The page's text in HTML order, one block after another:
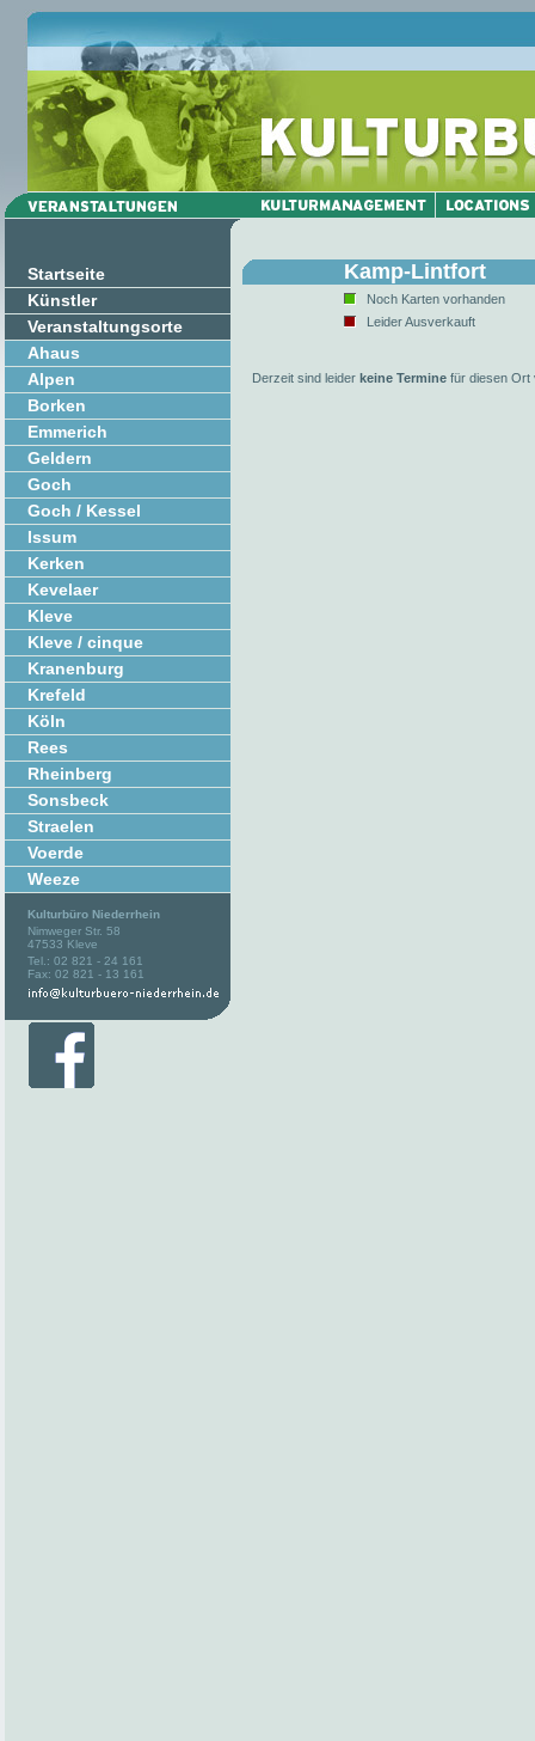
Startseite
Künstler
Veranstaltungsorte
Ahaus
Alpen
Borken
Emmerich
Geldern
Goch
Goch / Kessel
Issum
Kerken
Kevelaer
Kleve
Kleve / cinque
Kranenburg
Krefeld
Köln
Rees
Rheinberg
Sonsbeck
Straelen
Voerde
Weeze
Kulturbüro Niederrhein
Nimweger Str. 58
47533 Kleve
Tel.: 02 821 - 24 161
Fax: 02 821 - 13 161
Kamp-Lintfort
Noch Karten vorhanden
Leider Ausverkauft
Derzeit sind leider keine Termine für diesen Ort